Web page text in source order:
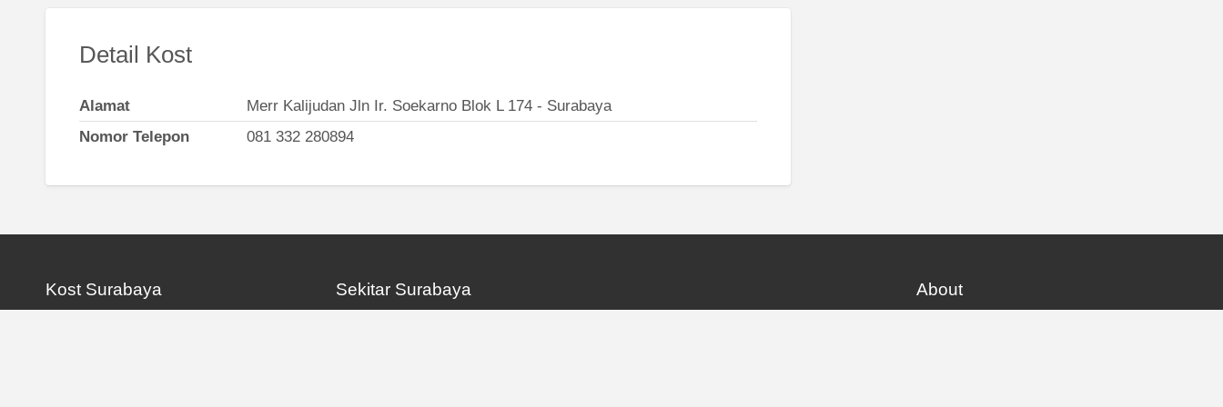
Detail Kost
Alamat
Merr Kalijudan Jln Ir. Soekarno Blok L 174 - Surabaya
Nomor Telepon
081 332 280894
Kost Surabaya Sekitar Surabaya About